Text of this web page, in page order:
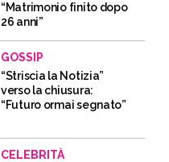
“Matrimonio finito dopo
26 anni”
GOSSIP
“Striscia la Notizia”
verso la chiusura:
“Futuro ormai segnato”
CELEBRITÀ